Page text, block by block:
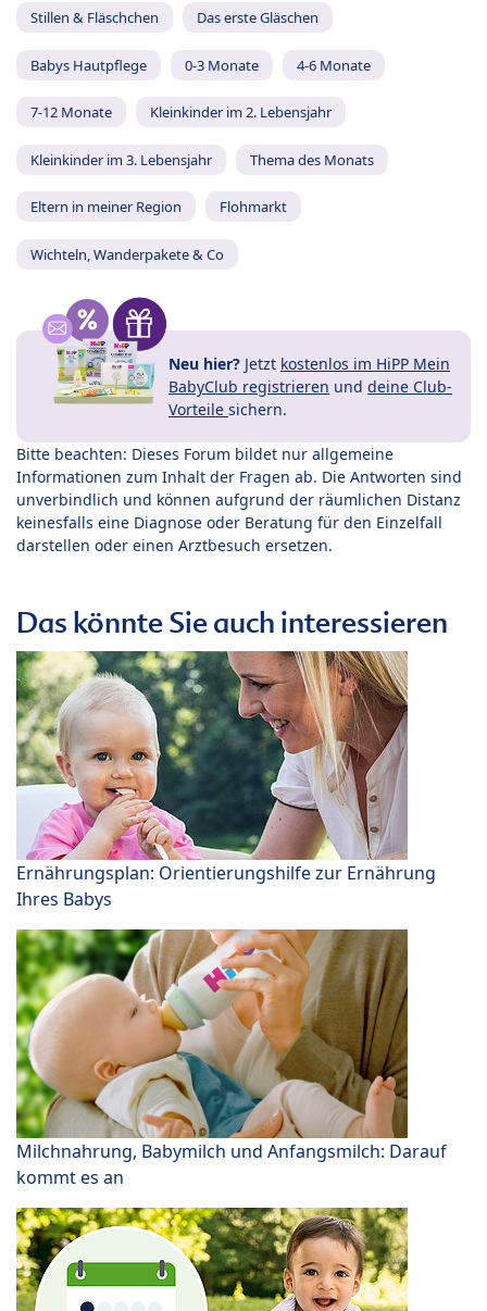
Stillen & Fläschchen Das erste Gläschen
Babys Hautpflege 0-3 Monate 4-6 Monate
7-12 Monate Kleinkinder im 2. Lebensjahr
Kleinkinder im 3. Lebensjahr Thema des Monats
Eltern in meiner Region Flohmarkt
Wichteln, Wanderpakete & Co
Neu hier? Jetzt kostenlos im HiPP Mein
BabyClub registrieren und deine Club-
Vorteile sichern.
Bitte beachten: Dieses Forum bildet nur allgemeine
Informationen zum Inhalt der Fragen ab. Die Antworten sind
unverbindlich und können aufgrund der räumlichen Distanz
keinesfalls eine Diagnose oder Beratung für den Einzelfall
darstellen oder einen Arztbesuch ersetzen.
Das könnte Sie auch interessieren
Ernährungsplan: Orientierungshilfe zur Ernährung
Ihres Babys
Milchnahrung, Babymilch und Anfangsmilch: Darauf
kommt es an